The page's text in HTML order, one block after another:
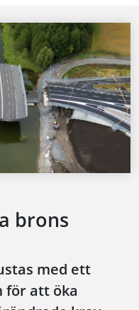
brons
med ett
för att öka